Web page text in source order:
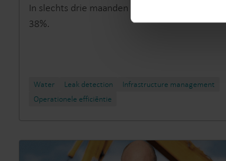
In slechts drie maanden een daling van 51% naar
38%.
Water Leak detection
Infrastructure management
Operationele efficiëntie